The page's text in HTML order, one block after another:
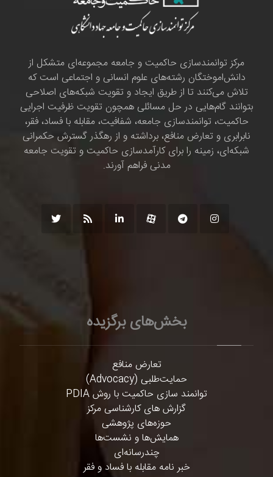
مرکز توانمندسازی حاکمیت و جامعه مجموعه‌ای متشکل از
دانش‌اموختگان رشته‌های علوم انسانی و اجتماعی است که
تلاش می‌کنند تا از طریق ایجاد و تقویت شبکه‌های اصلاحی
بتوانند گام‌هایی در حل مسائلی همچون تقویت ظرفیت اجرایی
حاکمیت، توانمندسازی جامعه، شفافیت، مقابله با فساد، فقر،
نابرابری و تعارض منافع، برداشته و از رهگذر گسترش حکمرانی
شبکه‌ای، زمینه را برای کارآمدسازی حاکمیت و تقویت جامعه
مدنی فراهم آورند.
بخش‌های برگزیده
تعارض منافع
حمایت‌طلبی (Advocacy)
توانمند سازی حاکمیت با روش PDIA
گزارش های کارشناسی مرکز
حوزه‌های پژوهشی
همایش‌ها و نشست‌ها
چندرسانه‌ای
خبر نامه مقابله با فساد و فقر